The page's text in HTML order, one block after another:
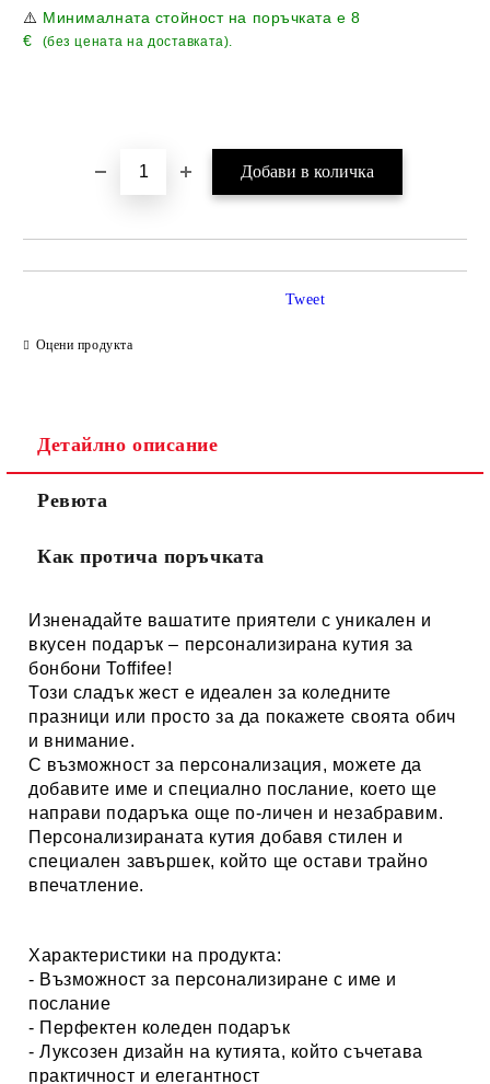
⚠️ Минималната стойност на поръчката е8
€
(без цената на доставката).
Оцени продукта
Tweet
Детайлно описание
Ревюта
Как протича поръчката
Изненадайте вашатите приятели с уникален и
вкусен подарък – персонализирана кутия за
бонбони Toffifee!
Този сладък жест е идеален за коледните
празници или просто за да покажете своята обич
и внимание.
С възможност за персонализация, можете да
добавите име и специално послание, което ще
направи подаръка още по-личен и незабравим.
Персонализираната кутия добавя стилен и
специален завършек, който ще остави трайно
впечатление.
Характеристики на продукта:
- Възможност за персонализиране с име и
послание
- Перфектен коледен подарък
- Луксозен дизайн на кутията, който съчетава
практичност и елегантност